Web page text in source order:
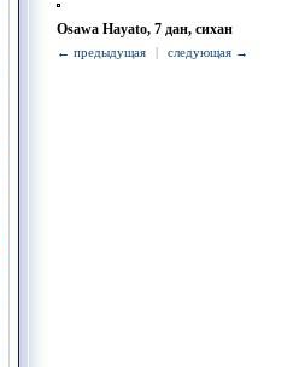
Osawa Hayato, 7 дан, сихан
← предыдущая | следующая →